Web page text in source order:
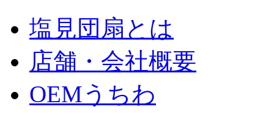
塩見団扇とは
店舗・会社概要
OEMうちわ